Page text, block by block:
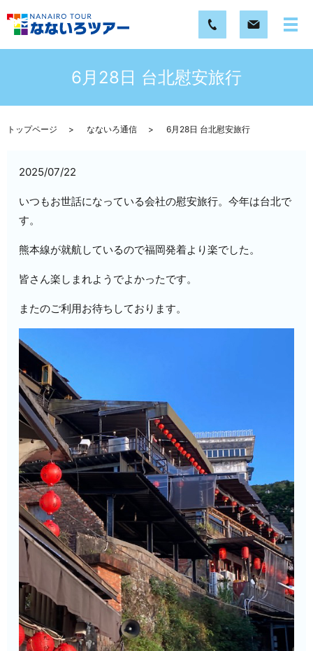
6月28日 台北慰安旅行
トップページ なないろ通信 6月28日 台北慰安旅行
2025/07/22
いつもお世話になっている会社の慰安旅行。今年は台北で
す。
熊本線が就航しているので福岡発着より楽でした。
皆さん楽しまれようでよかったです。
またのご利用お待ちしております。